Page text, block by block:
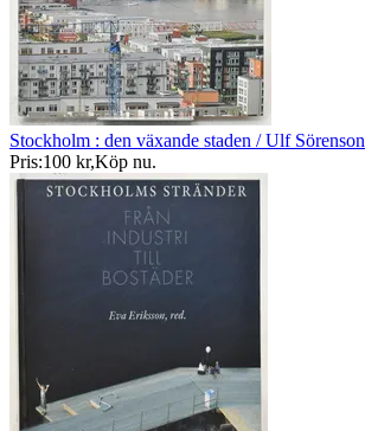
Stockholm : den växande staden / Ulf Sörenson
Pris:100 kr,Köp nu.